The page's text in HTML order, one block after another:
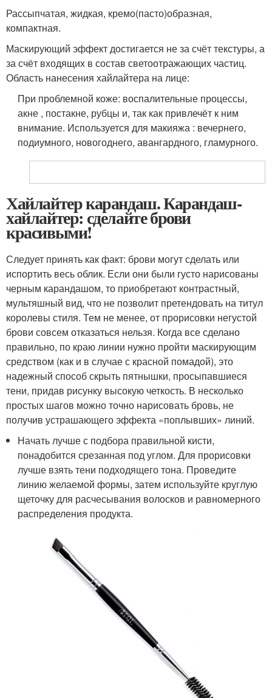
Рассыпчатая, жидкая, кремо(пасто)образная,
компактная.
Маскирующий эффект достигается не за счёт текстуры, а
за счёт входящих в состав светоотражающих частиц.
Область нанесения хайлайтера на лице:
При проблемной коже: воспалительные процессы,
акне , постакне, рубцы и, так как привлечёт к ним
внимание. Используется для макияжа : вечернего,
подиумного, новогоднего, авангардного, гламурного.
Хайлайтер карандаш. Карандаш-
хайлайтер: сделайте брови
красивыми!
Следует принять как факт: брови могут сделать или
испортить весь облик. Если они были густо нарисованы
черным карандашом, то приобретают контрастный,
мультяшный вид, что не позволит претендовать на титул
королевы стиля. Тем не менее, от прорисовки негустой
брови совсем отказаться нельзя. Когда все сделано
правильно, по краю линии нужно пройти маскирующим
средством (как и в случае с красной помадой), это
надежный способ скрыть пятнышки, просыпавшиеся
тени, придав рисунку высокую четкость. В несколько
простых шагов можно точно нарисовать бровь, не
получив устрашающего эффекта «поплывших» линий.
Начать лучше с подбора правильной кисти,
понадобится срезанная под углом. Для прорисовки
лучше взять тени подходящего тона. Проведите
линию желаемой формы, затем используйте круглую
щеточку для расчесывания волосков и равномерного
распределения продукта.